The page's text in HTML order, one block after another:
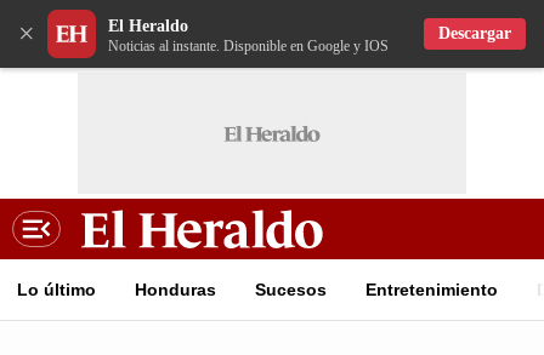
× El Heraldo
Noticias al instante. Disponible en Google y IOS
Descargar
Lo último Honduras Sucesos Entretenimiento